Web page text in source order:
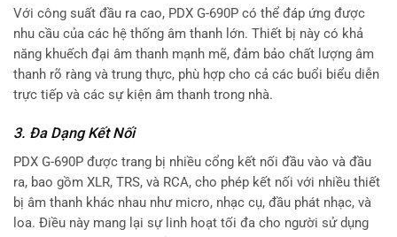
Với công suất đầu ra cao, PDX G-690P có thể đáp ứng được
nhu cầu của các hệ thống âm thanh lớn. Thiết bị này có khả
năng khuếch đại âm thanh mạnh mẽ, đảm bảo chất lượng âm
thanh rõ ràng và trung thực, phù hợp cho cả các buổi biểu diễn
trực tiếp và các sự kiện âm thanh trong nhà.
3. Đa Dạng Kết Nối
PDX G-690P được trang bị nhiều cổng kết nối đầu vào và đầu
ra, bao gồm XLR, TRS, và RCA, cho phép kết nối với nhiều thiết
bị âm thanh khác nhau như micro, nhạc cụ, đầu phát nhạc, và
loa. Điều này mang lại sự linh hoạt tối đa cho người sử dụng